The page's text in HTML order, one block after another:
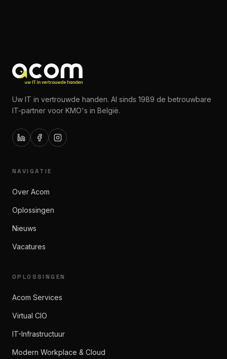
Uw IT in vertrouwde handen. Al sinds 1989 de betrouwbare
IT-partner voor KMO's in België.
NAVIGATIE
Over Acom
Oplossingen
Nieuws
Vacatures
OPLOSSINGEN
Acom Services
Virtual CIO
IT-Infrastructuur
Modern Workplace & Cloud